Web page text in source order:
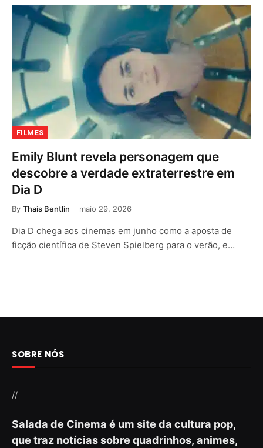
FILMES
Emily Blunt revela personagem que
descobre a verdade extraterrestre em
Dia D
By Thais Bentlin maio 29, 2026
Dia D chega aos cinemas em junho como a aposta de
ficção científica de Steven Spielberg para o verão, e…
SOBRE NÓS
//
Salada de Cinema é um site da cultura pop,
que traz notícias sobre quadrinhos, animes,